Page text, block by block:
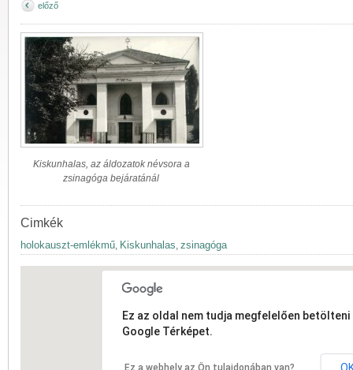
előző
Kiskunhalas, az áldozatok névsora a
zsinagóga bejáratánál
Cimkék
holokauszt-emlékmű, Kiskunhalas, zsinagóga
Ez az oldal nem tudja megfelelően betölteni
Google Térképet.
Ez a webhely az Ön tulajdonában van?